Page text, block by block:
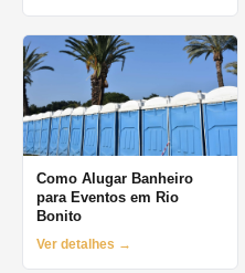
Como Alugar Banheiro
para Eventos em Rio
Bonito
Ver detalhes →